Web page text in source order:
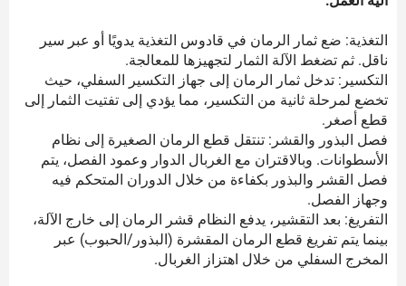
التغذية: ضع ثمار الرمان في قادوس التغذية يدويًا أو عبر سير
ناقل. ثم تضغط الآلة الثمار لتجهيزها للمعالجة.
التكسير: تدخل ثمار الرمان إلى جهاز التكسير السفلي، حيث
تخضع لمرحلة ثانية من التكسير، مما يؤدي إلى تفتيت الثمار إلى
قطع أصغر.
فصل البذور والقشر: تنتقل قطع الرمان الصغيرة إلى نظام
الأسطوانات. وبالاقتران مع الغربال الدوار وعمود الفصل، يتم
فصل القشر والبذور بكفاءة من خلال الدوران المتحكم فيه
وجهاز الفصل.
التفريغ: بعد التقشير، يدفع النظام قشر الرمان إلى خارج الآلة،
بينما يتم تفريغ قطع الرمان المقشرة (البذور/الحبوب) عبر
المخرج السفلي من خلال اهتزاز الغربال.